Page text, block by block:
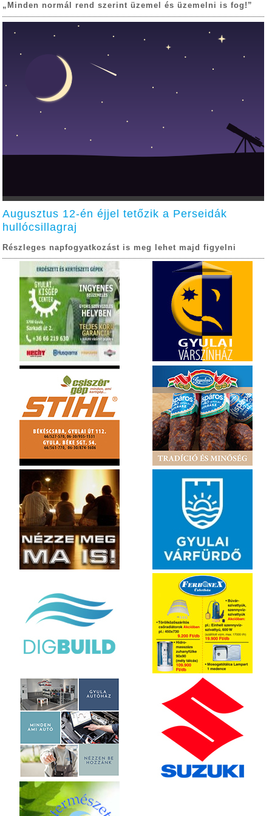
„Minden normál rend szerint üzemel és üzemelni is fog!”
Augusztus 12-én éjjel tetőzik a Perseidák
hullócsillagraj
Részleges napfogyatkozást is meg lehet majd figyelni